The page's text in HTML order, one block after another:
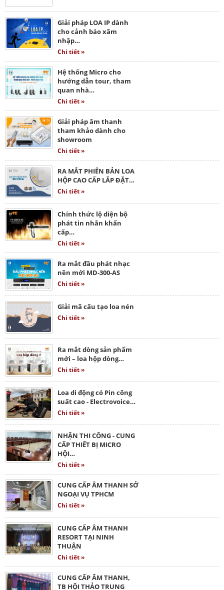
Giải pháp LOA IP dành
cho cảnh báo xâm
nhập…
Chi tiết »
Hệ thống Micro cho
hướng dẫn tour, tham
quan nhà…
Chi tiết »
Giải pháp âm thanh
tham khảo dành cho
showroom
Chi tiết »
RA MẮT PHIÊN BẢN LOA
HỘP CAO CẤP LẮP ĐẶT…
Chi tiết »
Chính thức lộ diện bộ
phát tin nhắn khẩn
cấp…
Chi tiết »
Ra mắt đầu phát nhạc
nền mới MD-300-AS
Chi tiết »
Giải mã cấu tạo loa nén
Chi tiết »
Ra mắt dòng sản phẩm
mới – loa hộp dòng…
Chi tiết »
Loa di động có Pin công
suất cao - Electrovoice…
Chi tiết »
NHẬN THI CÔNG - CUNG
CẤP THIẾT BỊ MICRO
HỘI…
Chi tiết »
CUNG CẤP ÂM THANH SỞ
NGOẠI VỤ TPHCM
Chi tiết »
CUNG CẤP ÂM THANH
RESORT TẠI NINH
THUẬN
Chi tiết »
CUNG CẤP ÂM THANH,
TB HỘI THẢO TRUNG